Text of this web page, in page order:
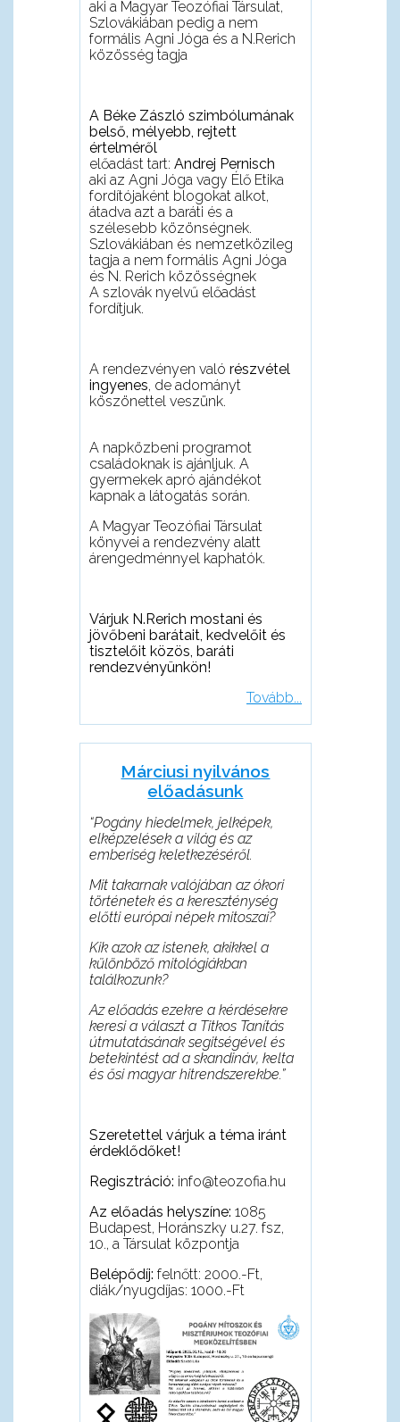
aki a Magyar Teozófiai Társulat,
Szlovákiában pedig a nem
formális Agni Jóga és a N.Rerich
közösség tagja
A Béke Zászló szimbólumának
belső , mélyebb, rejtett
értelméről
előadást tart: Andrej Pernisch
aki az Agni Jóga vagy ÉlőEtika
fordítójaként blogokat alkot,
átadva azt a baráti és a
szélesebb közönségnek.
Szlovákiában és nemzetközileg
tagja a nem formális Agni Jóga
és N. Rerich közösségnek
A szlovák nyelvűelőadást
fordítjuk.
A rendezvényen való részvétel
ingyenes, de adományt
köszönettel veszünk.
A napközbeni programot
családoknak is ajánljuk. A
gyermekek apró ajándékot
kapnak a látogatás során.
A Magyar Teozófiai Társulat
könyvei a rendezvény alatt
árengedménnyel kaphatók.
Várjuk N.Rerich mostani és
jövőbeni barátait, kedvelőit és
tisztelőit közös, baráti
rendezvényünkön!
Tovább...
Márciusi nyilvános
előadásunk
“Pogány hiedelmek, jelképek,
elképzelések a világ és az
emberiség keletkezéséről.
Mit takarnak valójában az ókori
történetek és a kereszténység
előtti európai népek mitoszai?
Kik azok az istenek, akikkel a
különböző mitológiákban
találkozunk?
Az előadás ezekre a kérdésekre
keresi a választ a Titkos Tanítás
útmutatásának segitségével és
betekintést ad a skandináv, kelta
és ősi magyar hitrendszerekbe.”
Szeretettel várjuk a téma iránt
érdeklődőket!
Regisztráció: info@teozofia.hu
Az előadás helyszíne: 1085
Budapest, Horánszky u.27. fsz,
10., a Társulat központja
Belépődíj: felnőtt: 2000.-Ft,
diák/nyugdíjas: 1000.-Ft